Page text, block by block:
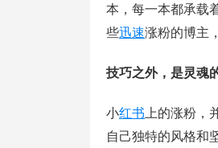
本，每一本都承载
些迅速涨粉的博主
技巧之外，是灵魂
小红书 上的涨粉，
自己独特的风格和